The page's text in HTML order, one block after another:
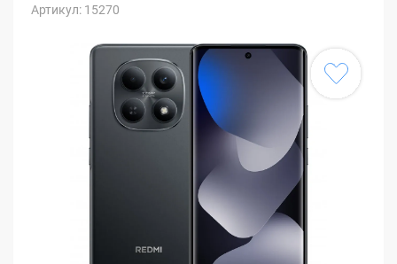
Артикул: 15270